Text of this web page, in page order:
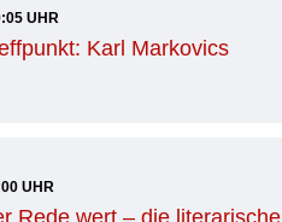
UHR
Karl Markovics
UHR